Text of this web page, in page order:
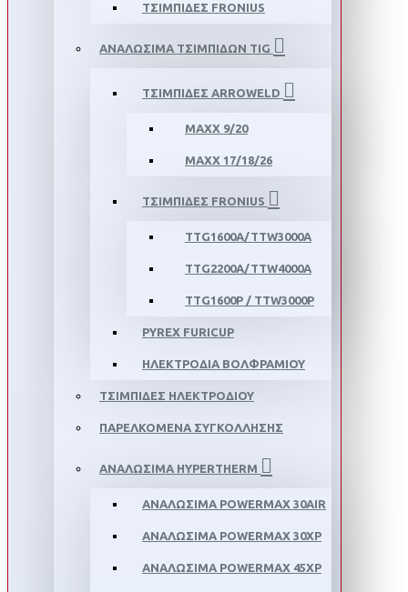
ΤΣΙΜΠΙΔΕΣ FRONIUS
ΑΝΑΛΩΣΙΜΑ ΤΣΙΜΠΙΔΩΝ TIG
ΤΣΙΜΠΙΔΕΣ ARROWELD
MAXX 9/20
MAXX 17/18/26
ΤΣΙΜΠΙΔΕΣ FRONIUS
TTG1600A/TTW3000A
TTG2200A/TTW4000A
TTG1600P / TTW3000P
PYREX FURICUP
ΗΛΕΚΤΡΟΔΙΑ ΒΟΛΦΡΑΜΙΟΥ
ΤΣΙΜΠΙΔΕΣ ΗΛΕΚΤΡΟΔΙΟΥ
ΠΑΡΕΛΚΟΜΕΝΑ ΣΥΓΚΟΛΛΗΣΗΣ
ΑΝΑΛΩΣΙΜΑ HYPERTHERM
ΑΝΑΛΩΣΙΜΑ POWERMAX 30AIR
ΑΝΑΛΩΣΙΜΑ POWERMAX 30XP
ΑΝΑΛΩΣΙΜΑ POWERMAX 45XP